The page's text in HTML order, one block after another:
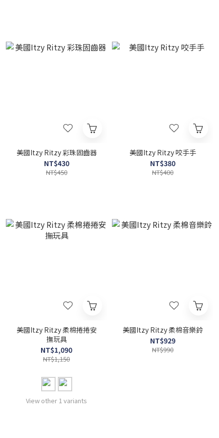
美國Itzy Ritzy 彩珠固齒器
NT$430
NT$450
美國Itzy Ritzy 咬手手
NT$380
NT$400
美國Itzy Ritzy 柔棉捲捲安
撫玩具
NT$1,090
NT$1,150
View other 1 variants
美國Itzy Ritzy 柔棉音樂鈴
NT$929
NT$990